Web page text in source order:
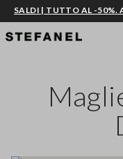
VAI AL CONTENUTO
SALDI | TUTTO AL -50%.